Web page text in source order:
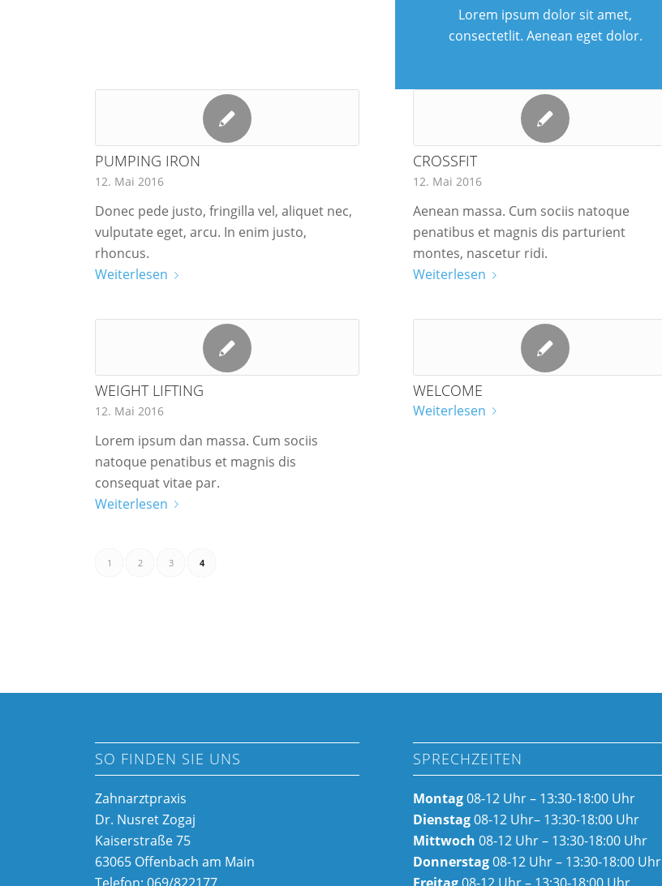
Lorem ipsum dolor sit amet,
consectetlit. Aenean eget dolor.
PUMPING IRON
12. Mai 2016
Donec pede justo, fringilla vel, aliquet nec,
vulputate eget, arcu. In enim justo,
rhoncus.
Weiterlesen
CROSSFIT
12. Mai 2016
Aenean massa. Cum sociis natoque
penatibus et magnis dis parturient
montes, nascetur ridi.
Weiterlesen
WEIGHT LIFTING
12. Mai 2016
Lorem ipsum dan massa. Cum sociis
natoque penatibus et magnis dis
consequat vitae par.
Weiterlesen
WELCOME
Weiterlesen
1 2 3 4
SO FINDEN SIE UNS
Zahnarztpraxis
Dr. Nusret Zogaj
Kaiserstraße 75
63065 Offenbach am Main
SPRECHZEITEN
Montag08-12 Uhr – 13:30-18:00 Uhr
Dienstag08-12 Uhr– 13:30-18:00 Uhr
Mittwoch 08-12 Uhr – 13:30-18:00 Uhr
Donnerstag08-12 Uhr – 13:30-18:00 Uhr